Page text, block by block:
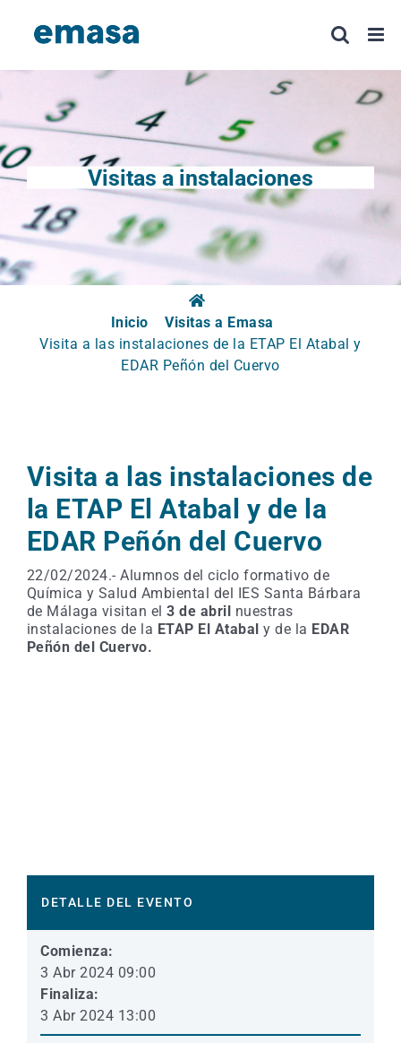
Visitas a instalaciones
Inicio
Visitas a Emasa
Visita a las instalaciones de la ETAP El Atabal y
EDAR Peñón del Cuervo
Visita a las instalaciones de
la ETAP El Atabal y de la
EDAR Peñón del Cuervo
22/02/2024.- Alumnos del ciclo formativo de
Química y Salud Ambiental del IES Santa Bárbara
de Málaga visitan el3 de abril nuestras
instalaciones de la ETAP El Atabal y de la EDAR
Peñón del Cuervo.
DETALLE DEL EVENTO
Comienza:
3 Abr 2024 09:00
Finaliza:
3 Abr 2024 13:00